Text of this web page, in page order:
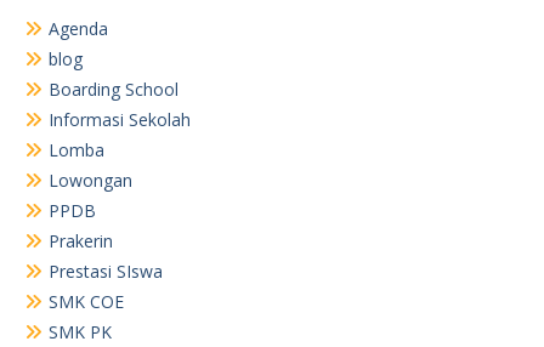
Agenda
blog
Boarding School
Informasi Sekolah
Lomba
Lowongan
PPDB
Prakerin
Prestasi SIswa
SMK COE
SMK PK